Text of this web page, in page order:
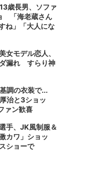
歳長男、ソファ
「海老蔵さん
ね」「大人にな
女モデル恋人、
漏れ すらり神
調の衣装で...
治と3ショッ
ァン歓喜
手、JK風制服＆
カワ」ショッ
ショーで